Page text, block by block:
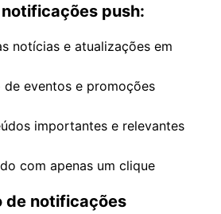
push:
notícias e atualizações em
eventos e promoções
importantes e relevantes
com apenas um clique
de notificações